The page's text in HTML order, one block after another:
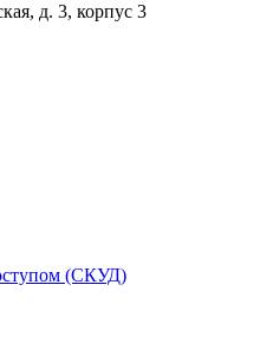
д. 3, корпус 3
(СКУД)